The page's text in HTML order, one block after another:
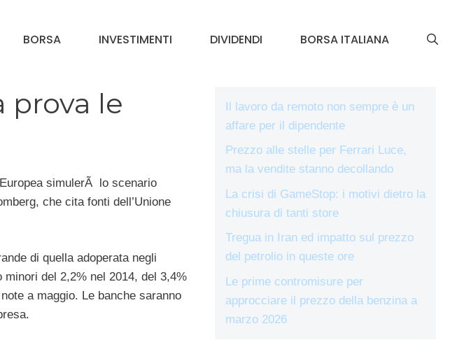
BORSA INVESTIMENTI DIVIDENDI BORSA ITALIANA
prova le
simulerÃ lo scenario
che cita fonti dell’Unione
di quella adoperata negli
del 2,2% nel 2014, del 3,4%
a maggio. Le banche saranno
Il lavoro da remoto non sempre è un
affare per il dipendente
Prezzo alle stelle per Ferrari Luce,
ma la vendite stanno decollando
La crisi di GameStop: i motivi dietro la
chiusura di tanti store
Tregua in Iran ed impatto sul prezzo
del petrolio in queste ore
Le prime contromisure per
approcciare il prezzo della benzina a
marzo 2026